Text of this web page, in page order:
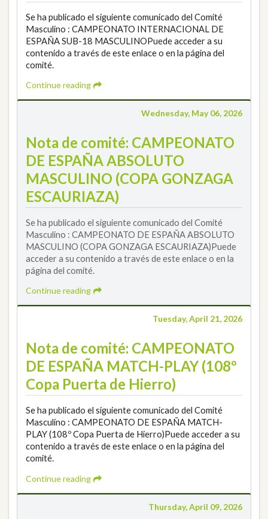
Se ha publicado el siguiente comunicado del Comité
Masculino : CAMPEONATO INTERNACIONAL DE
ESPAÑA SUB-18 MASCULINOPuede acceder a su
contenido a través de este enlace o en la página del
comité.
Continue reading
Wednesday, May 06, 2026
Nota de comité: CAMPEONATO
DE ESPAÑA ABSOLUTO
MASCULINO (COPA GONZAGA
ESCAURIAZA)
Se ha publicado el siguiente comunicado del Comité
Masculino : CAMPEONATO DE ESPAÑA ABSOLUTO
MASCULINO (COPA GONZAGA ESCAURIAZA)Puede
acceder a su contenido a través de este enlace o en la
página del comité.
Continue reading
Tuesday, April 21, 2026
Nota de comité: CAMPEONATO
DE ESPAÑA MATCH-PLAY (108º
Copa Puerta de Hierro)
Se ha publicado el siguiente comunicado del Comité
Masculino : CAMPEONATO DE ESPAÑA MATCH-
PLAY (108º Copa Puerta de Hierro)Puede acceder a su
contenido a través de este enlace o en la página del
comité.
Continue reading
Thursday, April 09, 2026